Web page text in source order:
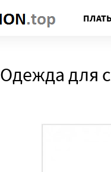
Одежда для